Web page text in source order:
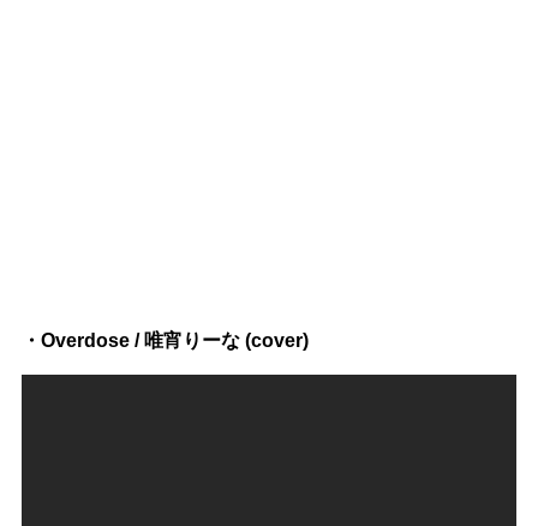
・Overdose / 唯宵りーな (cover)